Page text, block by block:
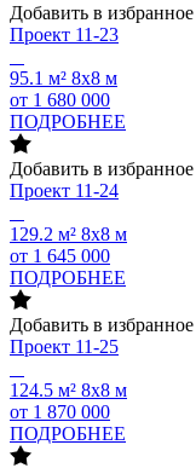
Добавить в избранное
Проект 11-23
95.1 м² 8х8 м
от 1 680 000
ПОДРОБНЕЕ
Добавить в избранное
Проект 11-24
129.2 м² 8х8 м
от 1 645 000
ПОДРОБНЕЕ
Добавить в избранное
Проект 11-25
124.5 м² 8х8 м
от 1 870 000
ПОДРОБНЕЕ